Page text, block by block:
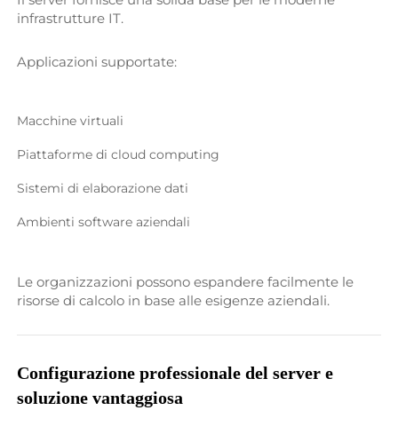
infrastrutture IT.
Applicazioni supportate:
Macchine virtuali
Piattaforme di cloud computing
Sistemi di elaborazione dati
Ambienti software aziendali
Le organizzazioni possono espandere facilmente le
risorse di calcolo in base alle esigenze aziendali.
Configurazione professionale del server e
soluzione vantaggiosa